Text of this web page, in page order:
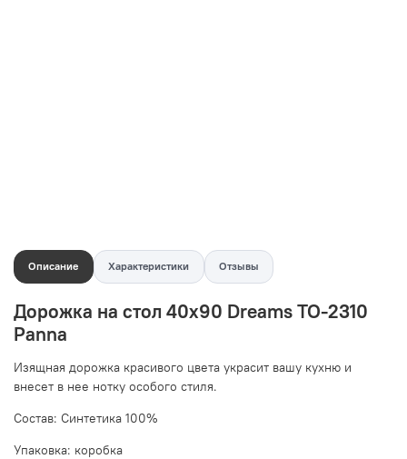
Описание Характеристики Отзывы
Дорожка на стол 40х90 Dreams TO-2310
Panna
Изящная дорожка красивого цвета украсит вашу кухню и
внесет в нее нотку особого стиля.
Состав: Синтетика 100%
Упаковка: коробка